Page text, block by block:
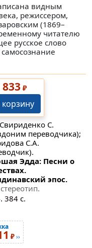
видным
режиссером,
(1869–
читателю
русское слово
833₽
корзину
С.
переводчика);
С.А.
Эдда: Песни о
эпос.
384 с.
₽››